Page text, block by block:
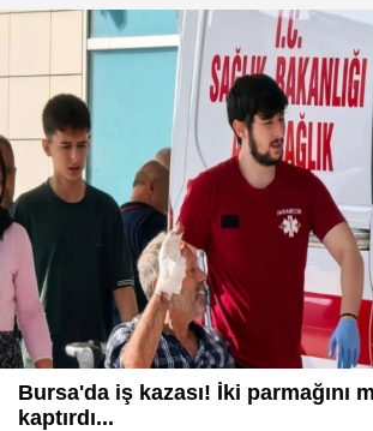
Bursa'da iş kazası! İki parmağını
kaptırdı...